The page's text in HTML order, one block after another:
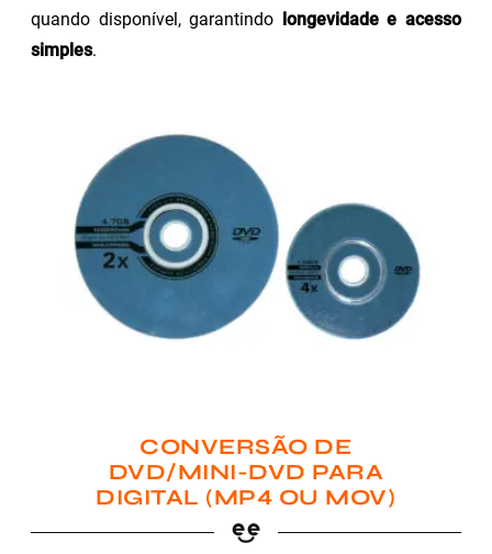
quando disponível, garantindo longevidade e acesso
simples.
CONVERSÃO DE
DVD/MINI-DVD PARA
DIGITAL (MP4 OU MOV)